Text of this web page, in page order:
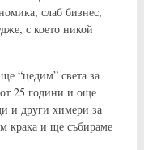
слаб бизнес,
с което никой
“цедим” света за
25 години и още
и други химери за
крака и ще събираме